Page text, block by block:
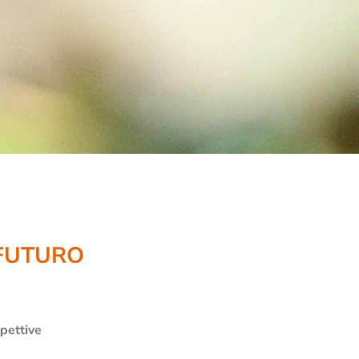
RICERCA
Climate, Plastics and Sustainability